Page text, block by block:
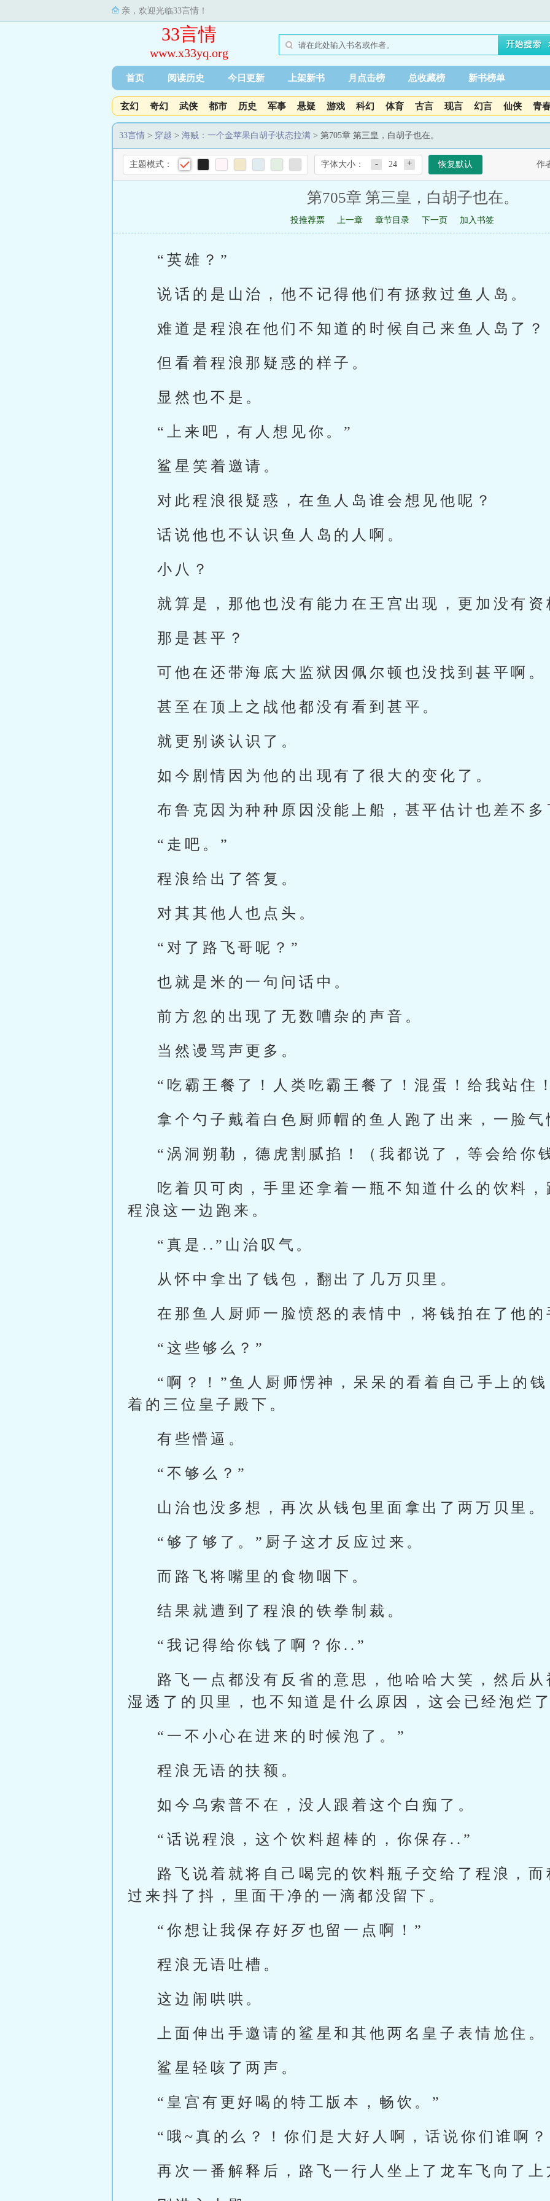
亲，欢迎光临33言情！
33言情
www.x33yq.org
首页 阅读历史 今日更新 上架新书 月点击榜 总收藏榜 新书榜单
玄幻 奇幻 武侠 都市 历史 军事 悬疑 游戏 科幻 体育 古言 现言 幻言 仙侠 青
33言情 > 穿越 > 海贼：一个金苹果白胡子状态拉满 > 第705章 第三皇，白胡子也在。
主题模式： 字体大小： - 24 + 恢复默认 作
第705章 第三皇，白胡子也在。
投推荐票 上一章 章节目录 下一页 加入书签
“英雄？”
说话的是山治，他不记得他们有拯救过鱼人岛。
难道是程浪在他们不知道的时候自己来鱼人岛了？
但看着程浪那疑惑的样子。
显然也不是。
“上来吧，有人想见你。”
鲨星笑着邀请。
对此程浪很疑惑，在鱼人岛谁会想见他呢？
话说他也不认识鱼人岛的人啊。
小八？
就算是，那他也没有能力在王宫出现，更加没有
那是甚平？
可他在还带海底大监狱因佩尔顿也没找到甚平啊。
甚至在顶上之战他都没有看到甚平。
就更别谈认识了。
如今剧情因为他的出现有了很大的变化了。
布鲁克因为种种原因没能上船，甚平估计也差不多
“走吧。”
程浪给出了答复。
对其其他人也点头。
“对了路飞哥呢？”
也就是米的一句问话中。
前方忽的出现了无数嘈杂的声音。
当然谩骂声更多。
“吃霸王餐了！人类吃霸王餐了！混蛋！给我站住
拿个勺子戴着白色厨师帽的鱼人跑了出来，一脸气
“涡洞朔勒，德虎割腻掐！（我都说了，等会给你
吃着贝可肉，手里还拿着一瓶不知道什么的饮料
程浪这一边跑来。
“真是..”山治叹气。
从怀中拿出了钱包，翻出了几万贝里。
在那鱼人厨师一脸愤怒的表情中，将钱拍在了他
“这些够么？”
“啊？！”鱼人厨师愣神，呆呆的看着自己手上的
着的三位皇子殿下。
有些懵逼。
“不够么？”
山治也没多想，再次从钱包里面拿出了两万贝里。
“够了够了。”厨子这才反应过来。
而路飞将嘴里的食物咽下。
结果就遭到了程浪的铁拳制裁。
“我记得给你钱了啊？你..”
路飞一点都没有反省的意思，他哈哈大笑，然后
湿透了的贝里，也不知道是什么原因，这会已经泡烂
“一不小心在进来的时候泡了。”
程浪无语的扶额。
如今乌索普不在，没人跟着这个白痴了。
“话说程浪，这个饮料超棒的，你保存..”
路飞说着就将自己喝完的饮料瓶子交给了程浪，
过来抖了抖，里面干净的一滴都没留下。
“你想让我保存好歹也留一点啊！”
程浪无语吐槽。
这边闹哄哄。
上面伸出手邀请的鲨星和其他两名皇子表情尬住。
鲨星轻咳了两声。
“皇宫有更好喝的特工版本，畅饮。”
“哦~真的么？！你们是大好人啊，话说你们谁啊
再次一番解释后，路飞一行人坐上了龙车飞向了